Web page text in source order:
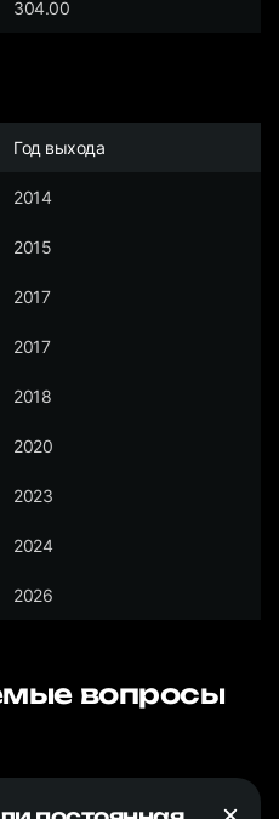
304.00
Год выхода
2014
2015
2017
2017
2018
2020
2023
2024
2026
вопросы